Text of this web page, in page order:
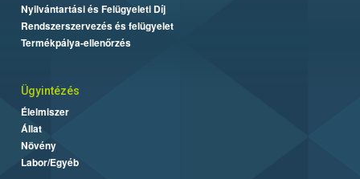
Nyilvántartási és Felügyeleti Díj
Rendszerszervezés és felügyelet
Termékpálya-ellenőrzés
Ügyintézés
Élelmiszer
Állat
Növény
Labor/Egyéb